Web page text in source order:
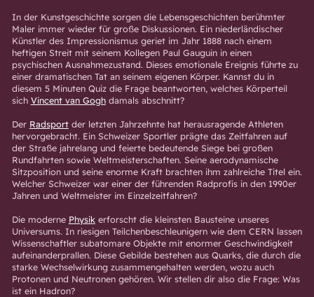
In der Kunstgeschichte sorgen die Lebensgeschichten berühmter
Maler immer wieder für große Diskussionen. Ein niederländischer
Künstler des Impressionismus geriet im Jahr 1888 nach einem
heftigen Streit mit seinem Kollegen Paul Gauguin in einen
psychischen Ausnahmezustand. Dieses emotionale Ereignis führte zu
einer dramatischen Tat an seinem eigenen Körper. Kannst du in
diesem 5 Minuten Quiz die Frage beantworten, welches Körperteil
sich Vincent van Goghdamals abschnitt?
Der Radsportder letzten Jahrzehnte hat herausragende Athleten
hervorgebracht. Ein Schweizer Sportler prägte das Zeitfahren auf
der Straße jahrelang und feierte bedeutende Siege bei großen
Rundfahrten sowie Weltmeisterschaften. Seine aerodynamische
Sitzposition und seine enorme Kraft brachten ihm zahlreiche Titel ein.
Welcher Schweizer war einer der führenden Radprofis in den 1990er
Jahren und Weltmeister im Einzelzeitfahren?
Die moderne Physikerforscht die kleinsten Bausteine unseres
Universums. In riesigen Teilchenbeschleunigern wie dem CERN lassen
Wissenschaftler subatomare Objekte mit enormer Geschwindigkeit
aufeinanderprallen. Diese Gebilde bestehen aus Quarks, die durch die
starke Wechselwirkung zusammengehalten werden, wozu auch
Protonen und Neutronen gehören. Wir stellen dir also die Frage: Was
ist ein Hadron?